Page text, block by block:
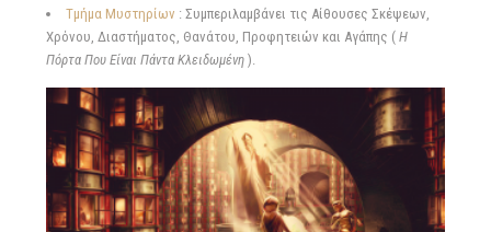
Τμήμα Μυστηρίων : Συμπεριλαμβάνει τις Αίθουσες Σκέψεων,
Χρόνου, Διαστήματος, Θανάτου, Προφητειών και Αγάπης ( Η
Πόρτα Που Είναι Πάντα Κλειδωμένη ).